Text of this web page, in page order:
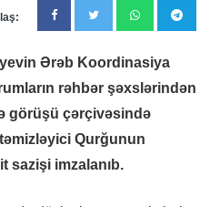
Ərəb Koordinasiya
rəhbər şəxslərindən
görüşü çərçivəsində
Qurğunun
sazişi imzalanıb.